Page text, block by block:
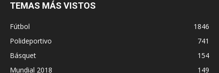
TEMAS MÁS VISTOS
Fútbol
1846
Polideportivo
741
Básquet
154
Mundial 2018
149